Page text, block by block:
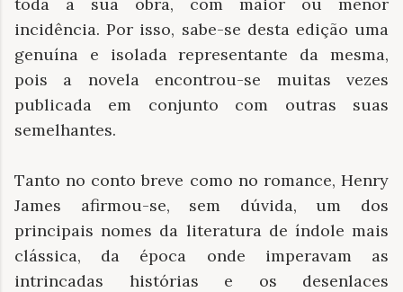
incidência. Por isso, sabe-se desta edição uma
genuína e isolada representante da mesma,
pois a novela encontrou-se muitas vezes
publicada em conjunto com outras suas
semelhantes.
Tanto no conto breve como no romance, Henry
James afirmou-se, sem dúvida, um dos
principais nomes da literatura de índole mais
clássica, da época onde imperavam as
intrincadas histórias e os desenlaces